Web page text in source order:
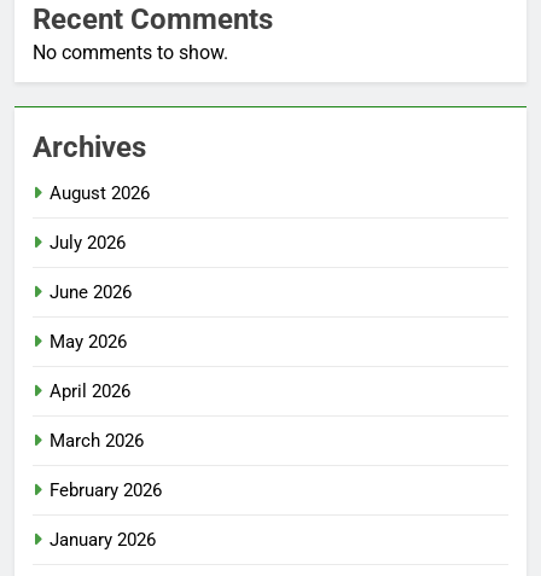
Recent Comments
No comments to show.
Archives
August 2026
July 2026
June 2026
May 2026
April 2026
March 2026
February 2026
January 2026